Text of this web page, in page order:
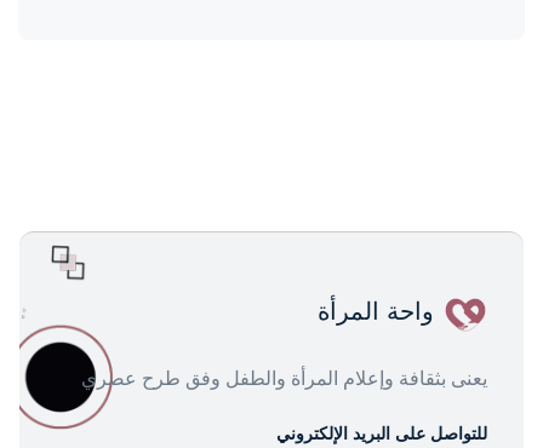
واحة المرأة
يعنى بثقافة وإعلام المرأة والطفل وفق طرح عصري
للتواصل على البريد الإلكتروني